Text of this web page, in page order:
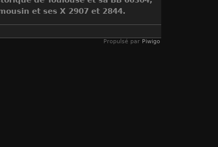
et ses X 2907 et 2844.
Propulsé par Piwigo